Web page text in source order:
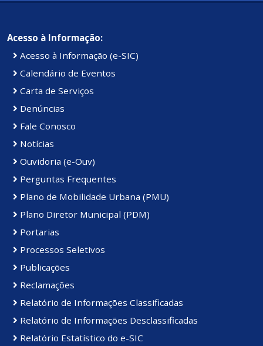
Acesso à Informação:
Acesso à Informação (e-SIC)
Calendário de Eventos
Carta de Serviços
Denúncias
Fale Conosco
Notícias
Ouvidoria (e-Ouv)
Perguntas Frequentes
Plano de Mobilidade Urbana (PMU)
Plano Diretor Municipal (PDM)
Portarias
Processos Seletivos
Publicações
Reclamações
Relatório de Informações Classificadas
Relatório de Informações Desclassificadas
Relatório Estatístico do e-SIC